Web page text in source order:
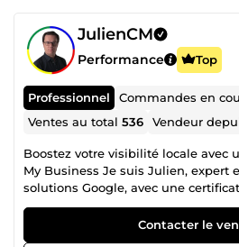
JulienCM
Performance Top
Professionnel Commandes en
Ventes au total536 Vendeur
Boostez votre visibilité locale avec
My Business Je suis Julien, expert
solutions Google, avec une
Business et plusieurs années
l’accompagnement des
est simple : maximiser votre
Contacter le